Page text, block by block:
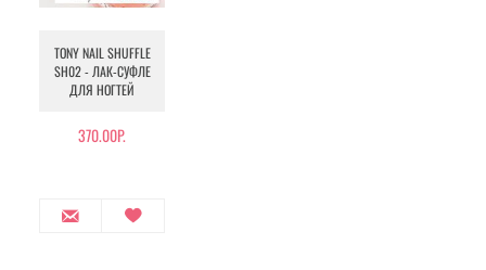
TONY NAIL SHUFFLE
SH02 - ЛАК-СУФЛЕ
ДЛЯ НОГТЕЙ
370.00Р.